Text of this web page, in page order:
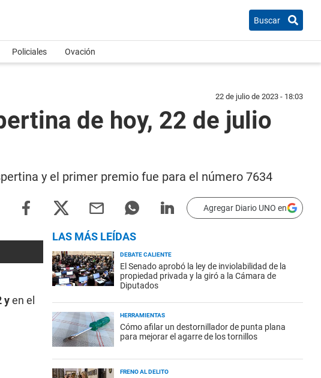
Buscar
Policiales Ovación
22 de julio de 2023 - 18:03
de hoy, 22 de julio
y el primer premio fue para el número 7634
Agregar Diario UNO en
yen el
LAS MÁS LEÍDAS
DEBATE CALIENTE
El Senado aprobó la ley de inviolabilidad de la
propiedad privada y la giró a la Cámara de
Diputados
HERRAMIENTAS
Cómo afilar un destornillador de punta plana
para mejorar el agarre de los tornillos
FRENO AL DELITO